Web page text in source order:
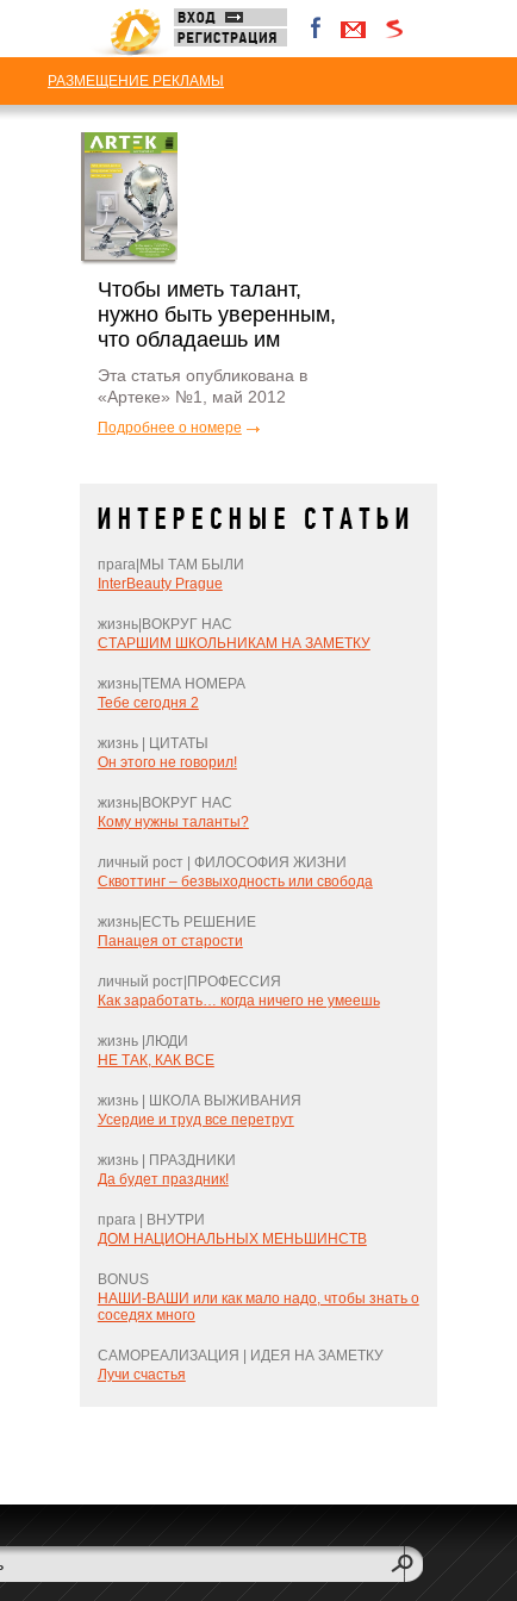
РАЗМЕЩЕНИЕ РЕКЛАМЫ
Чтобы иметь талант,
нужно быть уверенным,
что обладаешь им
Эта статья опубликована в
«Артеке» №1, май 2012
Подробнее о номере
прага|МЫ ТАМ БЫЛИ
InterBeauty Prague
жизнь|ВОКРУГ НАС
СТАРШИМ ШКОЛЬНИКАМ НА ЗАМЕТКУ
жизнь|ТЕМА НОМЕРА
Тебе сегодня 2
жизнь | ЦИТАТЫ
Он этого не говорил!
жизнь|ВОКРУГ НАС
Кому нужны таланты?
личный рост | ФИЛОСОФИЯ ЖИЗНИ
Сквоттинг – безвыходность или свобода
жизнь|ЕСТЬ РЕШЕНИЕ
Панацея от старости
личный рост|ПРОФЕССИЯ
Как заработать… когда ничего не умеешь
жизнь |ЛЮДИ
НЕ ТАК, КАК ВСЕ
жизнь | ШКОЛА ВЫЖИВАНИЯ
Усердие и труд все перетрут
жизнь | ПРАЗДНИКИ
Да будет праздник!
прага | ВНУТРИ
ДОМ НАЦИОНАЛЬНЫХ МЕНЬШИНСТВ
BONUS
НАШИ-ВАШИ или как мало надо, чтобы знать о
соседях много
САМОРЕАЛИЗАЦИЯ | ИДЕЯ НА ЗАМЕТКУ
Лучи счастья